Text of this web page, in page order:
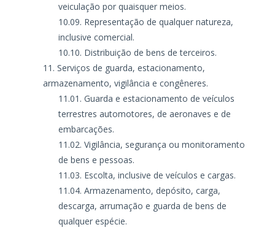
veiculação por quaisquer meios.
Representação de qualquer natureza,
inclusive comercial.
Distribuição de bens de terceiros.
Serviços de guarda, estacionamento,
armazenamento, vigilância e congêneres.
Guarda e estacionamento de veículos
terrestres automotores, de aeronaves e de
embarcações.
Vigilância, segurança ou monitoramento
de bens e pessoas.
Escolta, inclusive de veículos e cargas.
Armazenamento, depósito, carga,
descarga, arrumação e guarda de bens de
qualquer espécie.